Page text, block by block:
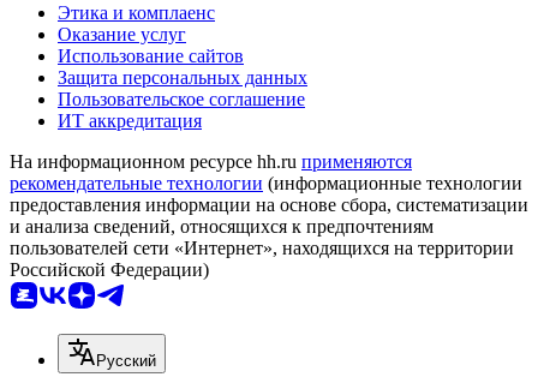
Этика и комплаенс
Оказание услуг
Использование сайтов
Защита персональных данных
Пользовательское соглашение
ИТ аккредитация
На информационном ресурсе hh.ru применяются
рекомендательные технологии (информационные технологии
предоставления информации на основе сбора, систематизации
и анализа сведений, относящихся к предпочтениям
пользователей сети «Интернет», находящихся на территории
Российской Федерации)
Русский